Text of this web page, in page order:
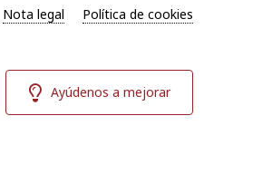
Nota legal Política de cookies
Ayúdenos a mejorar